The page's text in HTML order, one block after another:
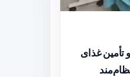
تأمین غذای